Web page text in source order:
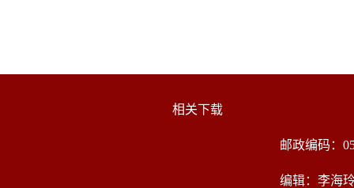
相关下载
邮政编码：
编辑：李海